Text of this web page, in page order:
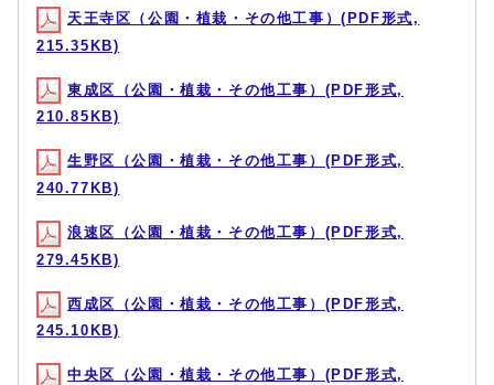
天王寺区（公園・植栽・その他工事）(PDF形式,
215.35KB)
東成区（公園・植栽・その他工事）(PDF形式,
210.85KB)
生野区（公園・植栽・その他工事）(PDF形式,
240.77KB)
浪速区（公園・植栽・その他工事）(PDF形式,
279.45KB)
西成区（公園・植栽・その他工事）(PDF形式,
245.10KB)
中央区（公園・植栽・その他工事）(PDF形式,